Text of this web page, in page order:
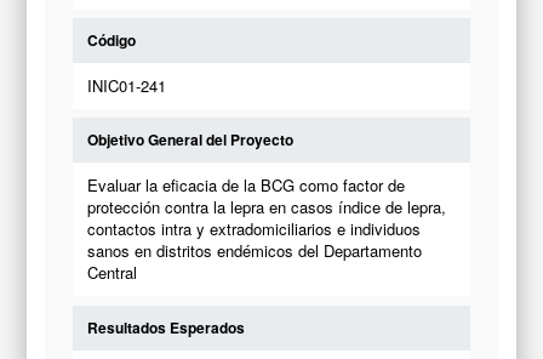
Código
INIC01-241
Objetivo General del Proyecto
Evaluar la eficacia de la BCG como factor de
protección contra la lepra en casos índice de lepra,
contactos intra y extradomiciliarios e individuos
sanos en distritos endémicos del Departamento
Central
Resultados Esperados